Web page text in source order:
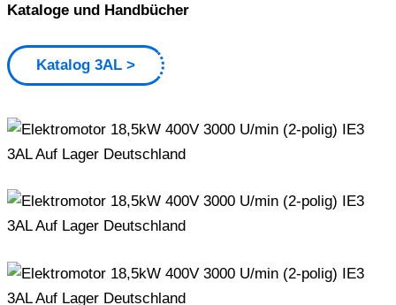
Kataloge und Handbücher
Katalog 3AL